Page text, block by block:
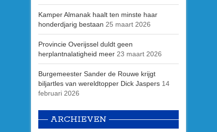
Kamper Almanak haalt ten minste haar
honderdjarig bestaan 25 maart 2026
Provincie Overijssel duldt geen
herplantnalatigheid meer 23 maart 2026
Burgemeester Sander de Rouwe krijgt
biljartles van wereldtopper Dick Jaspers 14
februari 2026
ARCHIEVEN